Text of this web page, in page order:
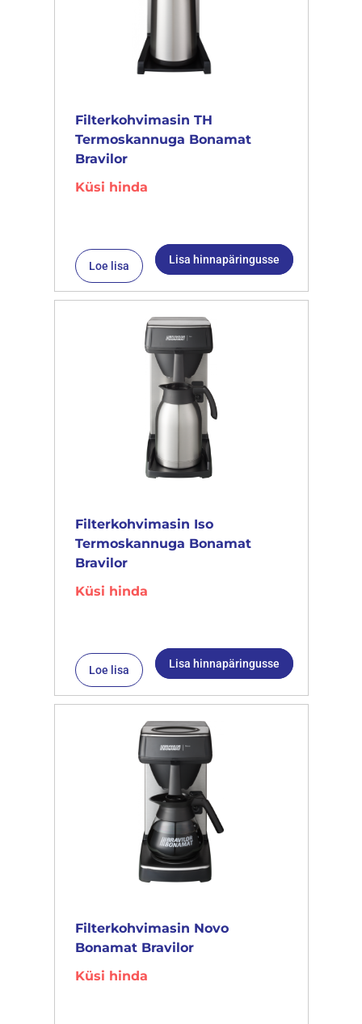
Filterkohvimasin TH
Termoskannuga Bonamat
Bravilor
Küsi hinda
Loe lisa Lisa hinnapäringusse
Filterkohvimasin Iso
Termoskannuga Bonamat
Bravilor
Küsi hinda
Loe lisa Lisa hinnapäringusse
Filterkohvimasin Novo
Bonamat Bravilor
Küsi hinda